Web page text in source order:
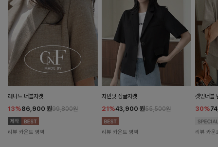
래나드 더블자켓
13%86,900 원99,800원
리뷰 카운트 영역
자빈닛 싱글자켓
21%43,900 원55,500원
리뷰 카운트 영역
캣민더블
30%
리뷰 카운